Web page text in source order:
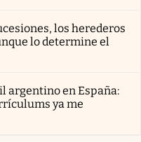
los herederos
lo determine el
argentino en España:
ya me